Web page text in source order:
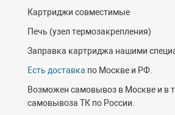
Картриджи совместимые
Печь (узел термозакрепления)
Заправка картриджа нашими
Есть доставка по Москве и РФ.
Возможен самовывоз в Москве и в
самовывоза ТК по России.